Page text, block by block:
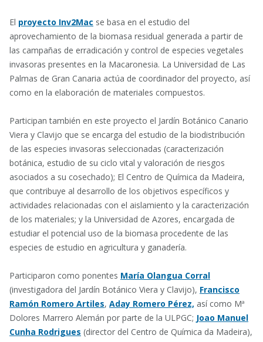
El proyecto Inv2Mac se basa en el estudio del
aprovechamiento de la biomasa residual generada a partir de
las campañas de erradicación y control de especies vegetales
invasoras presentes en la Macaronesia. La Universidad de Las
Palmas de Gran Canaria actúa de coordinador del proyecto, así
como en la elaboración de materiales compuestos.
Participan también en este proyecto el Jardín Botánico Canario
Viera y Clavijo que se encarga del estudio de la biodistribución
de las especies invasoras seleccionadas (caracterización
botánica, estudio de su ciclo vital y valoración de riesgos
asociados a su cosechado); El Centro de Química da Madeira,
que contribuye al desarrollo de los objetivos específicos y
actividades relacionadas con el aislamiento y la caracterización
de los materiales; y la Universidad de Azores, encargada de
estudiar el potencial uso de la biomasa procedente de las
especies de estudio en agricultura y ganadería.
Participaron como ponentes María Olangua Corral
(investigadora del Jardín Botánico Viera y Clavijo), Francisco
Ramón Romero Artiles, Aday Romero Pérez, así como Mª
Dolores Marrero Alemán por parte de la ULPGC; Joao Manuel
Cunha Rodrigues (director del Centro de Química da Madeira),